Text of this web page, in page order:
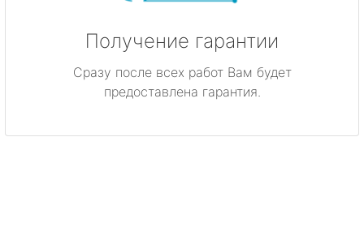
Получение гарантии
Сразу после всех работ Вам будет
предоставлена гарантия.